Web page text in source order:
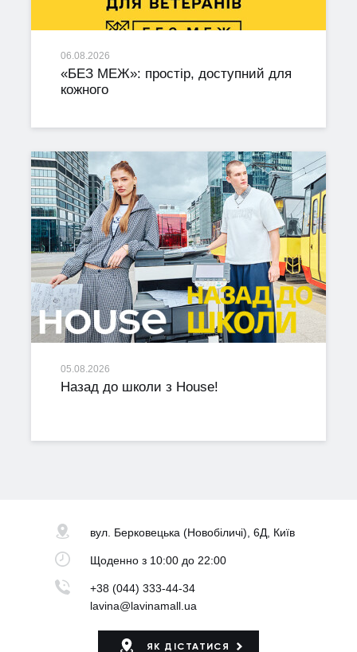
06.08.2026
«БЕЗ МЕЖ»: простір, доступний для
кожного
05.08.2026
Назад до школи з House!
вул. Берковецька(Новобіличі), 6Д, Київ
Щоденноз 10:00 до 22:00
+38 (044) 333-44-34
lavina@lavinamall.ua
ЯК ДІСТАТИСЯ